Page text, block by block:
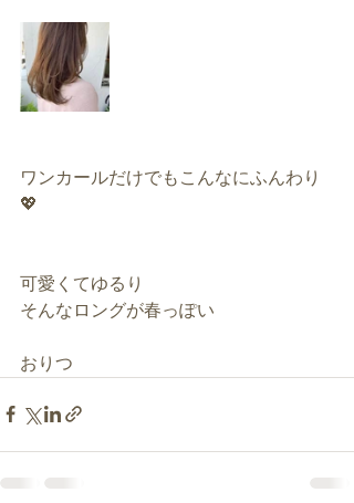
ワンカールだけでもこんなにふんわり
💖
可愛くてゆるり
そんなロングが春っぽい
おりつ